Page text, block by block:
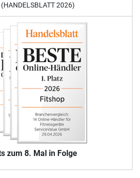
(HANDELSBLATT 2026)
zum 8. Mal in Folge